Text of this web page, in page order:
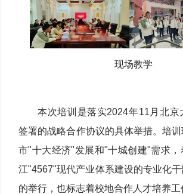
现场教学
本次培训是落实2024年11月北京
签署的战略合作协议的具体举措。培
市"十大经济"发展和"十城创建"需求，
江"4567"现代产业体系建设的专业化
的举行，也标志着校地合作人才培养工